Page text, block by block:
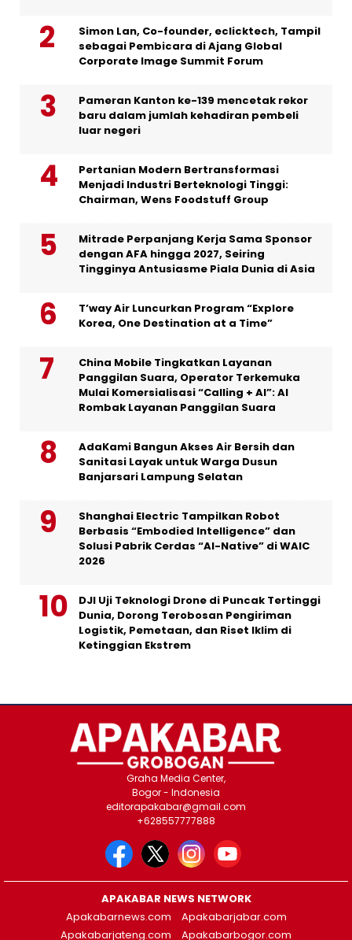
Simon Lan, Co-founder, eclicktech, Tampil
sebagai Pembicara di Ajang Global
Corporate Image Summit Forum
Pameran Kanton ke-139 mencetak rekor
baru dalam jumlah kehadiran pembeli
luar negeri
Pertanian Modern Bertransformasi
Menjadi Industri Berteknologi Tinggi:
Chairman, Wens Foodstuff Group
Mitrade Perpanjang Kerja Sama Sponsor
dengan AFA hingga 2027, Seiring
Tingginya Antusiasme Piala Dunia di Asia
T’way Air Luncurkan Program “Explore
Korea, One Destination at a Time”
China Mobile Tingkatkan Layanan
Panggilan Suara, Operator Terkemuka
Mulai Komersialisasi “Calling + AI”: AI
Rombak Layanan Panggilan Suara
AdaKami Bangun Akses Air Bersih dan
Sanitasi Layak untuk Warga Dusun
Banjarsari Lampung Selatan
Shanghai Electric Tampilkan Robot
Berbasis “Embodied Intelligence” dan
Solusi Pabrik Cerdas “AI-Native” di WAIC
2026
DJI Uji Teknologi Drone di Puncak Tertinggi
Dunia, Dorong Terobosan Pengiriman
Logistik, Pemetaan, dan Riset Iklim di
Ketinggian Ekstrem
Graha Media Center,
Bogor - Indonesia
editorapakabar@gmail.com
+628557777888
APAKABAR NEWS NETWORK
Apakabarnews.com
Apakabarjabar.com
Apakabarjateng.com
Apakabarbogor.com